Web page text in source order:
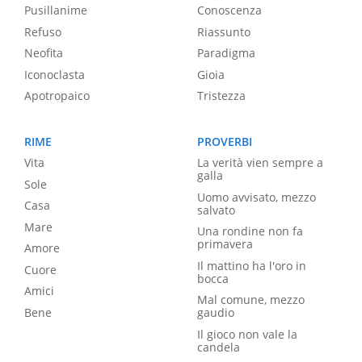
Pusillanime
Refuso
Neofita
Iconoclasta
Apotropaico
Conoscenza
Riassunto
Paradigma
Gioia
Tristezza
RIME
Vita
Sole
Casa
Mare
Amore
Cuore
Amici
Bene
PROVERBI
La verità vien sempre a
galla
Uomo avvisato, mezzo
salvato
Una rondine non fa
primavera
Il mattino ha l'oro in
bocca
Mal comune, mezzo
gaudio
Il gioco non vale la
candela